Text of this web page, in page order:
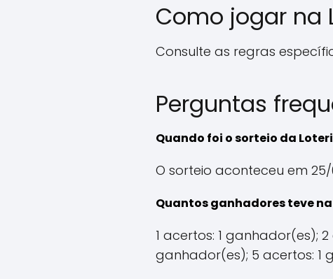
Como jogar na
Consulte as regras
Perguntas
Quando foi o sorteio da
O sorteio aconteceu em 25/
Quantos ganhadores teve
1 acertos: 1 ganhador(es);
ganhador(es); 5 acertos: 1